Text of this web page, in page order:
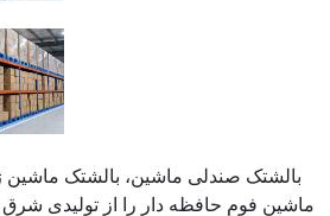
بالشتک صندلی ماشین، بالشتک ماشین
ماشین فوم حافظه دار را از تولیدی شرق